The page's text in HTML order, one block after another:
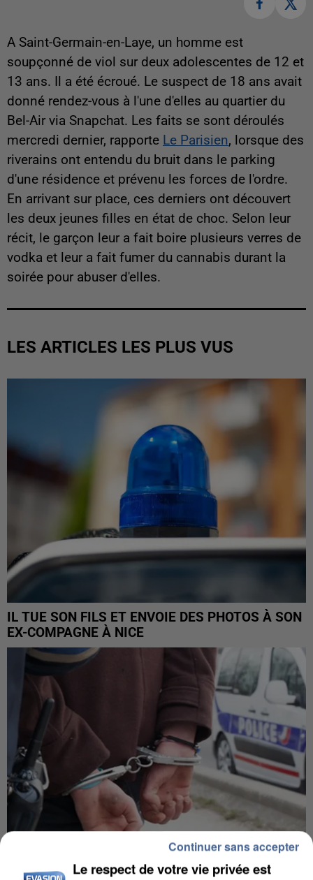
A Saint-Germain-en-Laye, un homme est
soupçonné de viol sur deux adolescentes de 12 et
13 ans. Il a été écroué. Le suspect de 18 ans avait
donné rendez-vous à l'une d'elles au quartier du
Bel-Air via Snapchat. Les faits se sont déroulés
mercredi dernier, rapporte Le Parisien, lorsque des
riverains ont entendu du bruit dans le parking
d'une résidence et prévenu les forces de l'ordre.
En arrivant sur place, ces derniers ont découvert
les deux jeunes filles en état de choc. Selon leur
récit, le garçon leur a fait boire plusieurs verres de
vodka et leur a fait fumer du cannabis durant la
soirée pour abuser d'elles.
LES ARTICLES LES PLUS VUS
IL TUE SON FILS ET ENVOIE DES PHOTOS À SON
EX-COMPAGNE À NICE
Le respect de votre vie privée est
Continuer sans accepter